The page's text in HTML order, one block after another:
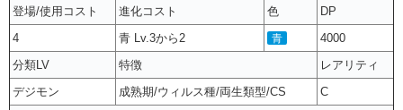
登場/使用コスト 進化コスト 色
DP
4
青 Lv.3から2 青
4000
分類LV
特徴
レアリティ
デジモン
成熟期/ウィルス種/両生類型/CS
C